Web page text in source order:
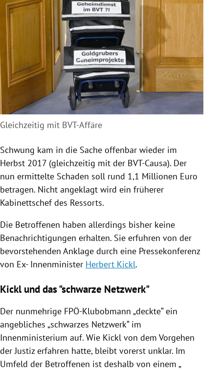
Gleichzeitig mit BVT-Affäre
Schwung kam in die Sache offenbar wieder im
Herbst 2017 (gleichzeitig mit der BVT-Causa). Der
nun ermittelte Schaden soll rund 1,1 Millionen Euro
betragen. Nicht angeklagt wird ein früherer
Kabinettschef des Ressorts.
Die Betroffenen haben allerdings bisher keine
Benachrichtigungen erhalten. Sie erfuhren von der
bevorstehenden Anklage durch eine Pressekonferenz
von Ex- Innenminister Herbert Kickl.
Kickl und das "schwarze Netzwerk"
Der nunmehrige FPÖ-Klubobmann „deckte“ ein
angebliches „schwarzes Netzwerk“ im
Innenministerium auf. Wie Kickl von dem Vorgehen
der Justiz erfahren hatte, bleibt vorerst unklar. Im
Umfeld der Betroffenen ist deshalb von einem „